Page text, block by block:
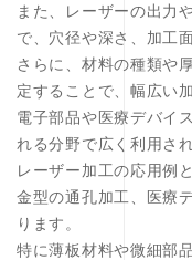
また、レーザーの出力
で、穴径や深さ、加工
さらに、材料の種類や
定することで、幅広い
電子部品や医療デバイ
れる分野で広く利用さ
レーザー加工の応用例
金型の通孔加工、医療
ります。
特に薄板材料や微細部